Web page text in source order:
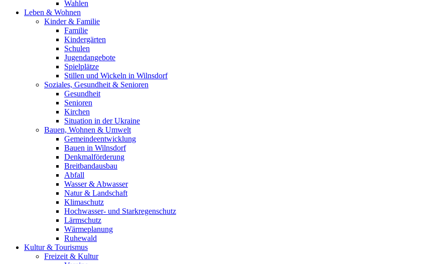
Wahlen
Leben & Wohnen
Kinder & Familie
Familie
Kindergärten
Schulen
Jugendangebote
Spielplätze
Stillen und Wickeln in Wilnsdorf
Soziales, Gesundheit & Senioren
Gesundheit
Senioren
Kirchen
Situation in der Ukraine
Bauen, Wohnen & Umwelt
Gemeindeentwicklung
Bauen in Wilnsdorf
Denkmalförderung
Breitbandausbau
Abfall
Wasser & Abwasser
Natur & Landschaft
Klimaschutz
Hochwasser- und Starkregenschutz
Lärmschutz
Wärmeplanung
Ruhewald
Kultur & Tourismus
Freizeit & Kultur